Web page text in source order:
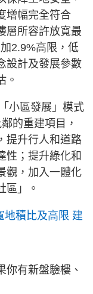
增幅完全符合
層所容許放寬最
2.9%高限，低
設計及發展參數
。
小區發展」模式
的重建項目，
提升行人和道路
性；提升綠化和
觀，加入一體化
區」。
地積比及高限 建
你有新盤驗樓、